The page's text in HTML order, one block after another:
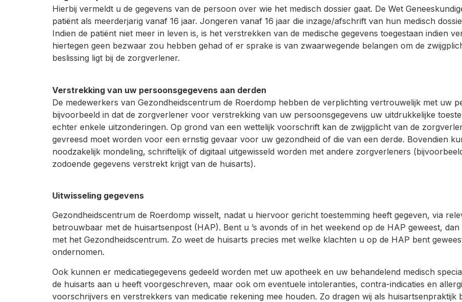
Hierbij vermeldt u de gegevens van de persoon over wie het medisch dossier gaat. De Wet
patiënt als meerderjarig vanaf 16 jaar. Jongeren vanaf 16 jaar die inzage/afschrift van hun medisch
Indien de patiënt niet meer in leven is, is het verstrekken van de medische gegevens toegestaan indien
hiertegen geen bezwaar zou hebben gehad of er sprake is van zwaarwegende belangen om de
beslissing ligt bij de zorgverlener.
Verstrekking van uw persoonsgegevens aan derden
De medewerkers van Gezondheidscentrum de Roerdomp hebben de verplichting vertrouwelijk met uw
bijvoorbeeld in dat de zorgverlener voor verstrekking van uw persoonsgegevens uw uitdrukkelijke
echter enkele uitzonderingen. Op grond van een wettelijk voorschrift kan de zwijgplicht van de
gevreesd moet worden voor een ernstig gevaar voor uw gezondheid of die van een derde. Bovendien
noodzakelijk mondeling, schriftelijk of digitaal uitgewisseld worden met andere zorgverleners
zodoende gegevens verstrekt krijgt van de huisarts).
Uitwisseling gegevens
Gezondheidscentrum de Roerdomp wisselt, nadat u hiervoor gericht toestemming heeft gegeven, via
betrouwbaar met de huisartsenpost (HAP). Bent u ’s avonds of in het weekend op de HAP geweest,
met het Gezondheidscentrum. Zo weet de huisarts precies met welke klachten u op de HAP bent
ondernomen.
Ook kunnen er medicatiegegevens gedeeld worden met uw apotheek en uw behandelend medisch
de huisarts aan u heeft voorgeschreven, maar ook om eventuele intoleranties, contra-indicaties en
voorschrijvers en verstrekkers van medicatie rekening mee houden. Zo dragen wij als huisartsenpraktijk